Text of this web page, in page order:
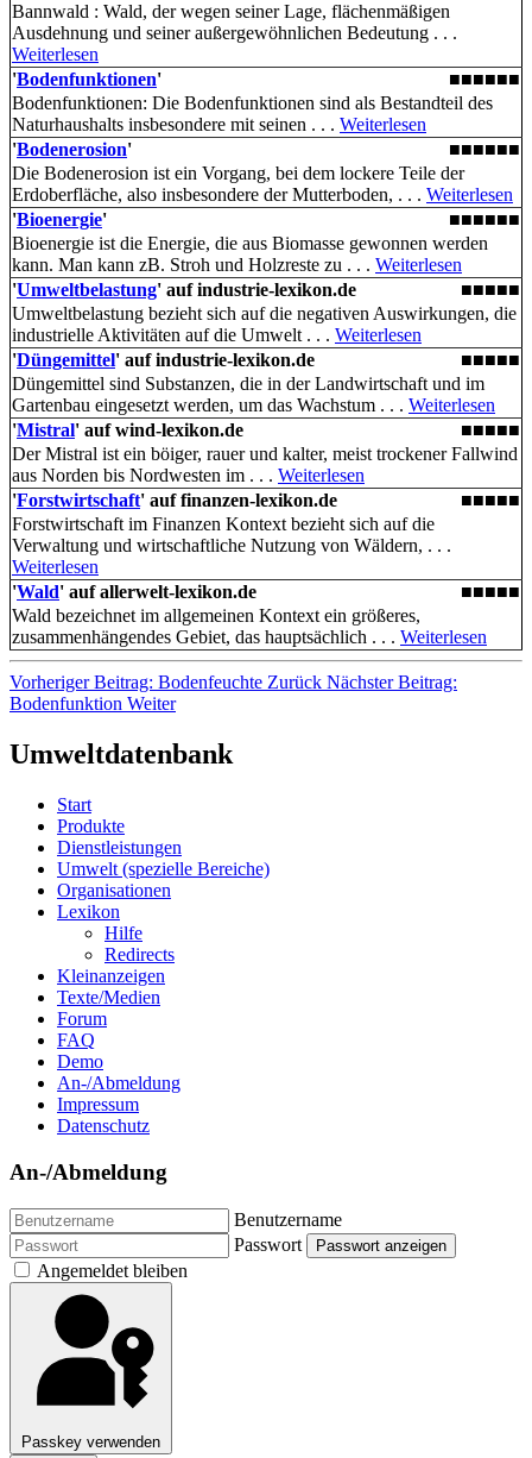
Bannwald : Wald, der wegen seiner Lage, flächenmäßigen
Ausdehnung und seiner außergewöhnlichen Bedeutung . . .
Weiterlesen
'Bodenfunktionen'
■■■■■■
Bodenfunktionen: Die Boden­funktionen sind als Bestandteil des
Naturhaushalts insbesondere mit seinen . . . Weiterlesen
'Bodenerosion'
■■■■■■
Die Bodenerosion ist ein Vorgang, bei dem lockere Teile der
Erdoberfläche, also insbesondere der Mutterboden, . . . Weiterlesen
'Bioenergie'
■■■■■■
Bioenergie ist die Energie, die aus Biomasse gewonnen werden
kann. Man kann zB. Stroh und Holzreste zu . . . Weiterlesen
'Umweltbelastung' auf industrie-lexikon.de
■■■■■
Umweltbelastung bezieht sich auf die negativen Auswirkungen, die
industrielle Aktivitäten auf die Umwelt . . . Weiterlesen
'Düngemittel' auf industrie-lexikon.de
■■■■■
Düngemittel sind Substanzen, die in der Landwirtschaft und im
Gartenbau eingesetzt werden, um das Wachstum . . . Weiterlesen
'Mistral' auf wind-lexikon.de
■■■■■
Der Mistral ist ein böiger, rauer und kalter, meist trockener Fallwind
aus Norden bis Nordwesten im . . . Weiterlesen
'Forstwirtschaft' auf finanzen-lexikon.de
■■■■■
Forstwirtschaft im Finanzen Kontext bezieht sich auf die
Verwaltung und wirtschaftliche Nutzung von Wäldern, . . .
Weiterlesen
'Wald' auf allerwelt-lexikon.de
■■■■■
Wald bezeichnet im allgemeinen Kontext ein größeres,
zusammenhängendes Gebiet, das hauptsächlich . . . Weiterlesen
Vorheriger Beitrag: Bodenfeuchte Zurück Nächster Beitrag:
Bodenfunktion Weiter
Umweltdatenbank
Start
Produkte
Dienstleistungen
Umwelt (spezielle Bereiche)
Organisationen
Lexikon
Hilfe
Redirects
Kleinanzeigen
Texte/Medien
Forum
FAQ
Demo
An-/Abmeldung
Impressum
Datenschutz
An-/Abmeldung
Benutzername
Passwort
Passwort anzeigen
Angemeldet bleiben
Passkey verwenden